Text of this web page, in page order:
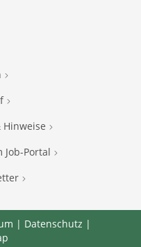
Job-Portal
| Datenschutz |